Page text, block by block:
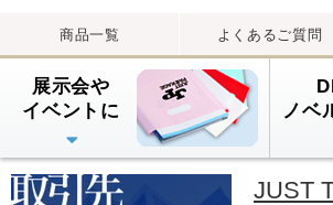
商品一覧 よくあるご質問
展示会や
イベントに
PE手提げバッグ
OPP・PP手提げ袋
紙袋
PEレジ袋
ノベ
透
透
透
ア
JUST